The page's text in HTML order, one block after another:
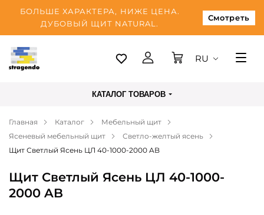
БОЛЬШЕ ХАРАКТЕРА, НИЖЕ ЦЕНА.
ДУБОВЫЙ ЩИТ NATURAL.
Смотреть
Таллинн
Оплата
О нас
Блог
Контакты
RU
КАТАЛОГ ТОВАРОВ
Главная Каталог
Мебельный щит
Ясеневый мебельный щит
Светло-желтый ясень
Щит Светлый Ясень ЦЛ 40-1000-2000 AB
Щит Светлый Ясень ЦЛ 40-1000-
2000 AB